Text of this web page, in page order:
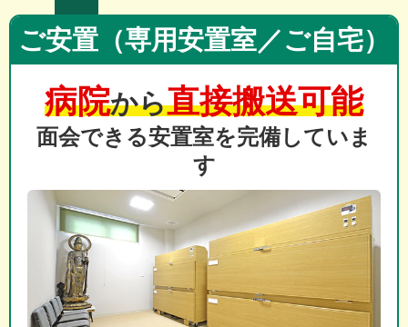
ご安置（専用安置室／ご自宅）
病院から直接搬送可能
面会できる安置室を完備していま
す